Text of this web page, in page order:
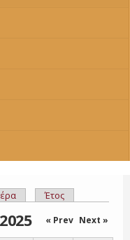
Έτος
« Prev Next »